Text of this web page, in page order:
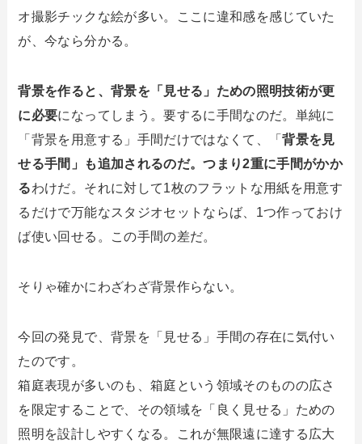
オ撮影チックな絵が多い。ここに違和感を感じていた
が、今なら分かる。
背景を作ると、背景を「見せる」ための照明技術が更
に必要になってしまう。要するに手間なのだ。単純に
「背景を用意する」手間だけではなくて、「背景を見
せる手間」も追加されるのだ。つまり2重に手間がかか
るわけだ。それに対して1枚のフラットな用紙を用意す
るだけで万能なスタジオセットならば、1つ作っておけ
ば使い回せる。この手間の差だ。
そりゃ確かにわざわざ背景作らない。
今回の発見で、背景を「見せる」手間の存在に気付い
たのです。
箱庭表現が多いのも、箱庭という領域そのものの広さ
を限定することで、その領域を「良く見せる」ための
照明を設計しやすくなる。これが無限遠に達する広大